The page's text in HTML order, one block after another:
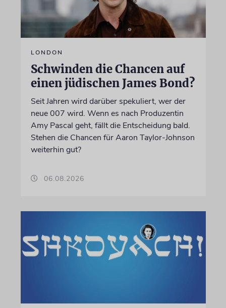
LONDON
Schwinden die Chancen auf
einen jüdischen James Bond?
Seit Jahren wird darüber spekuliert, wer der
neue 007 wird. Wenn es nach Produzentin
Amy Pascal geht, fällt die Entscheidung bald.
Stehen die Chancen für Aaron Taylor-Johnson
weiterhin gut?
06.08.2026